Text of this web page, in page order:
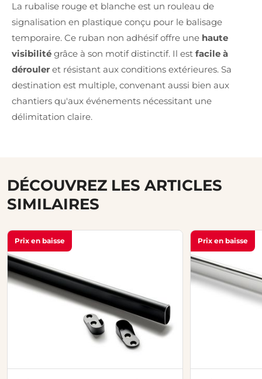
La rubalise rouge et blanche est un rouleau de
signalisation en plastique conçu pour le balisage
temporaire. Ce ruban non adhésif offre une haute
visibilité grâce à son motif distinctif. Il est facile à
dérouler et résistant aux conditions extérieures. Sa
destination est multiple, convenant aussi bien aux
chantiers qu'aux événements nécessitant une
délimitation claire.
DÉCOUVREZ LES ARTICLES
SIMILAIRES
Prix en baisse Prix en baisse